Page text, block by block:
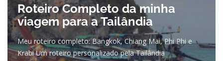
Roteiro Completo da minha
viagem para a Tailândia
Meu roteiro completo: Bangkok, Chiang Mai, Phi Phi e
Krabi Um roteiro personalizado pela Tailândia